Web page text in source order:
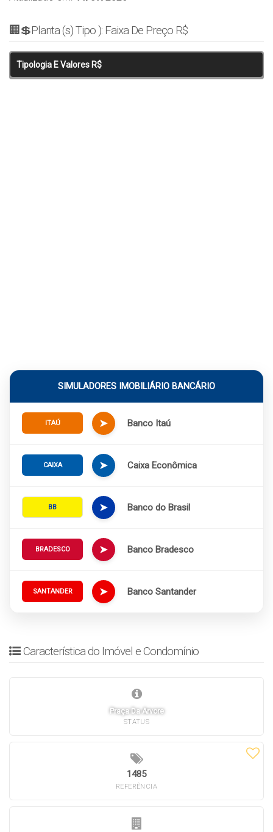
🏢💲Planta (s) Tipo ): Faixa De Preço R$
Tipologia E Valores R$
SIMULADORES IMOBILIÁRIO BANCÁRIO
ITAÚ ➤ Banco Itaú
CAIXA ➤ Caixa Econômica
BB ➤ Banco do Brasil
BRADESCO ➤ Banco Bradesco
SANTANDER ➤ Banco Santander
Característica do Imóvel e Condomínio
Praça Da Arvore
STATUS
1485
REFERÊNCIA